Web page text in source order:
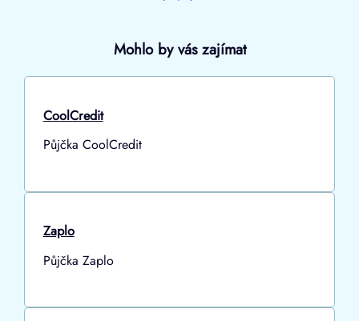
Mohlo by vás zajímat
CoolCredit
Půjčka CoolCredit
Zaplo
Půjčka Zaplo